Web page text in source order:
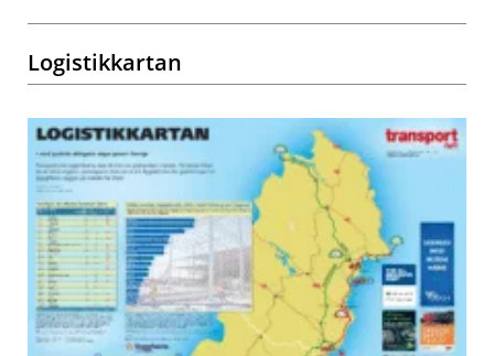
Logistikkartan